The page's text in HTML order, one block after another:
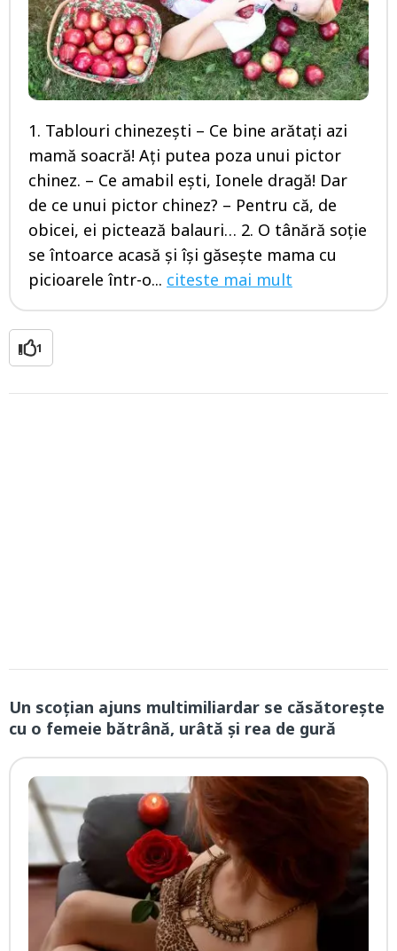
1. Tablouri chinezeşti – Ce bine arătaţi azi
mamă soacră! Aţi putea poza unui pictor
chinez. – Ce amabil eşti, Ionele dragă! Dar
de ce unui pictor chinez? – Pentru că, de
obicei, ei pictează balauri… 2. O tânără soţie
se întoarce acasă şi îşi găseşte mama cu
picioarele într-o... citeste mai mult
1
Un scoţian ajuns multimiliardar se căsătoreşte
cu o femeie bătrână, urâtă şi rea de gură